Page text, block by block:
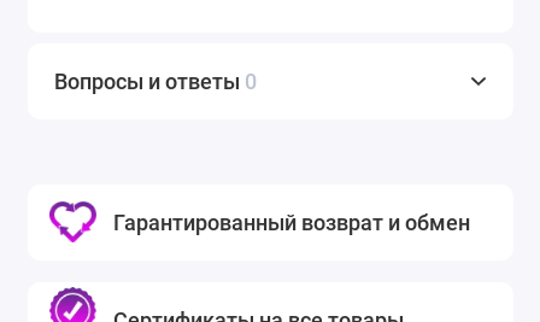
Вопросы и ответы 0
Гарантированный возврат и обмен